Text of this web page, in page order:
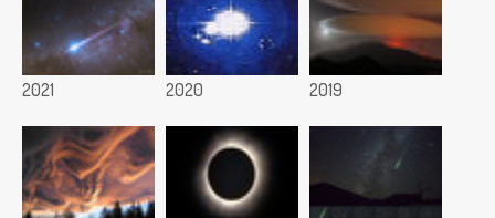
2021 2020 2019